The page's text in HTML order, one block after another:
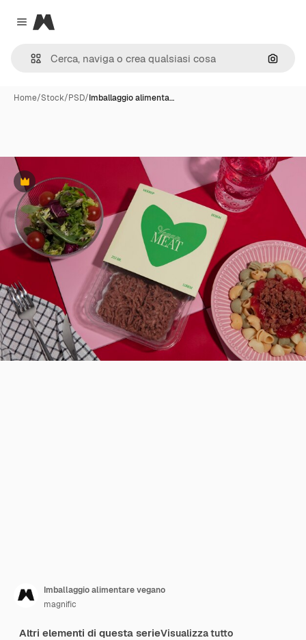
Close menu
Magnific
Cerca
Home/Stock/PSD/Imballaggio alimenta…
Premium
Imballaggio alimentare vegano
magnific
Altri elementi di questa serieVisualizza tutto